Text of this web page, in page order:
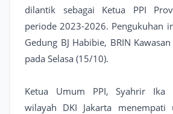
dilantik sebagai Ketua PPI
periode 2023-2026. Pengukuhan
Gedung BJ Habibie, BRIN
pada Selasa (15/10).
Ketua Umum PPI, Syahrir Ika
wilayah DKI Jakarta